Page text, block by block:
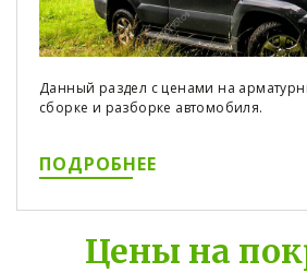
Данный раздел с ценами на
сборке и разборке автомобиля.
ПОДРОБНЕЕ
Цены на